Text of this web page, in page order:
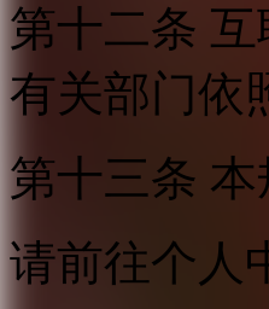
第十二条
有关部门依
第十三条
请前往个人